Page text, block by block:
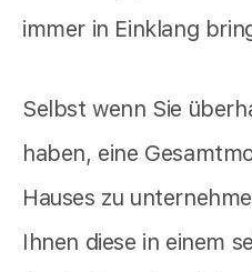
immer in Einklang
Selbst wenn Sie
haben, eine
Hauses zu
Ihnen diese in einem